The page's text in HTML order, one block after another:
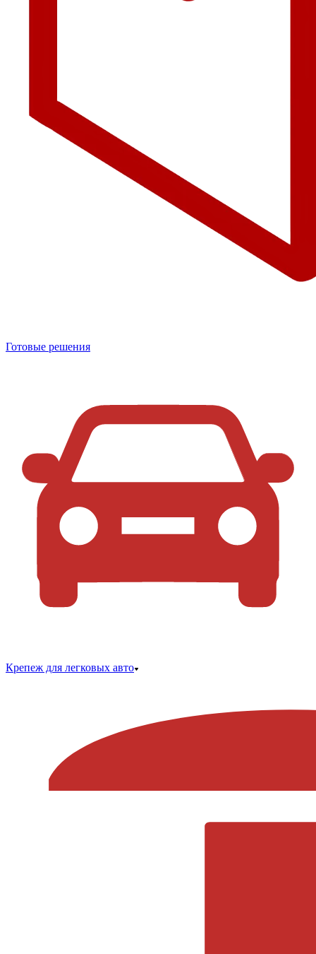
Готовые решения
Крепеж для легковых авто